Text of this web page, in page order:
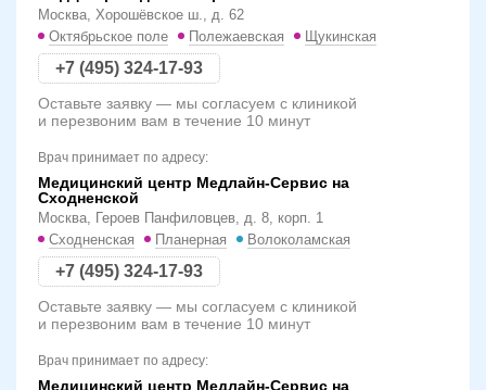
Москва, Хорошёвское ш., д. 62
Октябрьское поле
Полежаевская Щукинская
+7 (495) 324-17-93
Оставьте заявку — мы согласуем с клиникой
и перезвоним вам в течение 10 минут
Врач принимает по адресу:
Медицинский центр Медлайн-Сервис на
Сходненской
Москва, Героев Панфиловцев, д. 8, корп. 1
Сходненская
Планерная Волоколамская
+7 (495) 324-17-93
Оставьте заявку — мы согласуем с клиникой
и перезвоним вам в течение 10 минут
Врач принимает по адресу:
Медицинский центр Медлайн-Сервис на